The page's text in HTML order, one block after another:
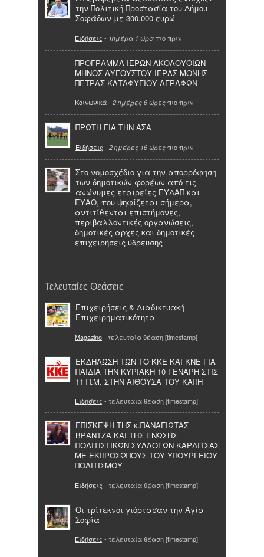
την Πολιτική Προστασία του Δήμου
Σοφάδων με 300.000 ευρώ
Ειδήσεις - 1ημέρα 1 ώρα πιο πριν
ΠΡΟΓΡΑΜΜΑ ΙΕΡΩΝ ΑΚΟΛΟΥΘΙΩΝ
ΜΗΝΟΣ ΑΥΓΟΥΣΤΟΥ ΙΕΡΑΣ ΜΟΝΗΣ
ΠΕΤΡΑΣ ΚΑΤΑΦΥΓΙΟΥ ΑΓΡΑΦΩΝ
Κοινωνικά- 2 ημέρες 6 ώρες πιο πριν
ΠΡΩΤΗ ΓΙΑ ΤΗΝ ΑΣΑ
Ειδήσεις - 2 ημέρες 16 ώρες πιο πριν
Στο νομοσχέδιο για την απορρόφηση
των δημοτικών φορέων από τις
ανώνυμες εταιρείες ΕΥΔΑΠ και
ΕΥΑΘ, που ψηφίζεται σήμερα,
αντιτίθενται επιστήμονες,
περιβαλλοντικές οργανώσεις,
δημοτικές αρχές και δημοτικές
επιχειρήσεις ύδρευσης
Τελευταίες Θεάσεις
Επιχειρήσεις & Διαδικτυακή
Επιχειρηματικότητα
Magazino- τελευταία θέαση [timestamp]
ΕΚΔΗΛΩΣΗ ΤΩΝ ΤΟ ΚΚΕ ΚΑΙ ΚΝΕ ΓΙΑ
ΠΑΙΔΙΑ ΤΗΝ ΚΥΡΙΑΚΗ 10 ΓΕΝΑΡΗ ΣΤΙΣ
11 Π.Μ. ΣΤΗΝ ΑΙΘΟΥΣΑ ΤΟΥ ΚΑΠΗ
Ειδήσεις - τελευταία θέαση [timestamp]
ΕΠΙΣΚΕΨΗ ΤΗΣ κ.ΠΑΝΑΓΙΩΤΑΣ
ΒΡΑΝΤΖΑ ΚΑΙ ΤΗΣ ΕΝΩΣΗΣ
ΠΟΛΙΤΙΣΤΙΚΩΝ ΣΥΛΛΟΓΩΝ ΚΑΡΔΙΤΣΑΣ
ΜΕ ΕΚΠΡΟΣΩΠΟΥΣ ΤΟΥ ΥΠΟΥΡΓΕΙΟΥ
ΠΟΛΙΤΙΣΜΟΥ
Ειδήσεις - τελευταία θέαση [timestamp]
Οι τρίτεκνοι γιόρτασαν την Αγία
Σοφία
Ειδήσεις - τελευταία θέαση [timestamp]